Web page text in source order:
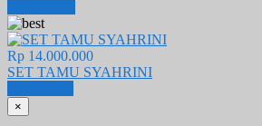
Rp 14.000.000
SET TAMU SYAHRINI
×